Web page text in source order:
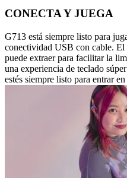
CONECTA Y JUEGA
G713 está siempre listo para
conectividad USB con cable.
puede extraer para facilitar la
una experiencia de teclado
estés siempre listo para entrar